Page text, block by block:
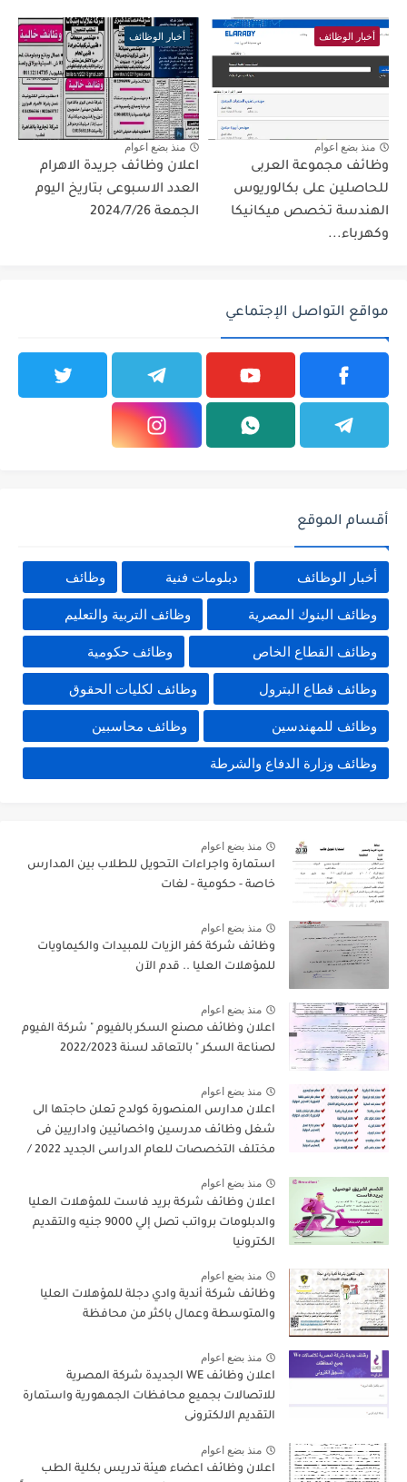
أخبار الوظائف
منذ بضع اعوام
وظائف مجموعة العربى
للحاصلين على بكالوريوس
الهندسة تخصص ميكانيكا
وكهرباء...
أخبار الوظائف
منذ بضع اعوام
اعلان وظائف جريدة الاهرام
العدد الاسبوعى بتاريخ اليوم
الجمعة 2024/7/26
مواقع التواصل الإجتماعي
أقسام الموقع
أخبار الوظائف دبلومات فنية وظائف
وظائف البنوك المصرية وظائف التربية والتعليم
وظائف القطاع الخاص وظائف حكومية
وظائف قطاع البترول وظائف لكليات الحقوق
وظائف للمهندسين وظائف محاسبين
وظائف وزارة الدفاع والشرطة
منذ بضع اعوام
استمارة واجراءات التحويل للطلاب بين المدارس
خاصة - حكومية - لغات
منذ بضع اعوام
وظائف شركة كفر الزيات للمبيدات والكيماويات
للمؤهلات العليا .. قدم الآن
منذ بضع اعوام
اعلان وظائف مصنع السكر بالفيوم " شركة الفيوم
لصناعة السكر " بالتعاقد لسنة 2022/2023
منذ بضع اعوام
اعلان مدارس المنصورة كولدج تعلن حاجتها الى
شغل وظائف مدرسين واخصائيين واداريين فى
مختلف التخصصات للعام الدراسى الجديد 2022 /
منذ بضع اعوام
اعلان وظائف شركة بريد فاست للمؤهلات العليا
والدبلومات برواتب تصل إلي 9000 جنيه والتقديم
الكترونيا
منذ بضع اعوام
وظائف شركة أندية وادي دجلة للمؤهلات العليا
والمتوسطة وعمال باكثر من محافظة
منذ بضع اعوام
اعلان وظائف WE الجديدة شركة المصرية
للاتصالات بجميع محافظات الجمهورية واستمارة
التقديم الالكترونى
منذ بضع اعوام
اعلان وظائف اعضاء هيئة تدريس بكلية الطب